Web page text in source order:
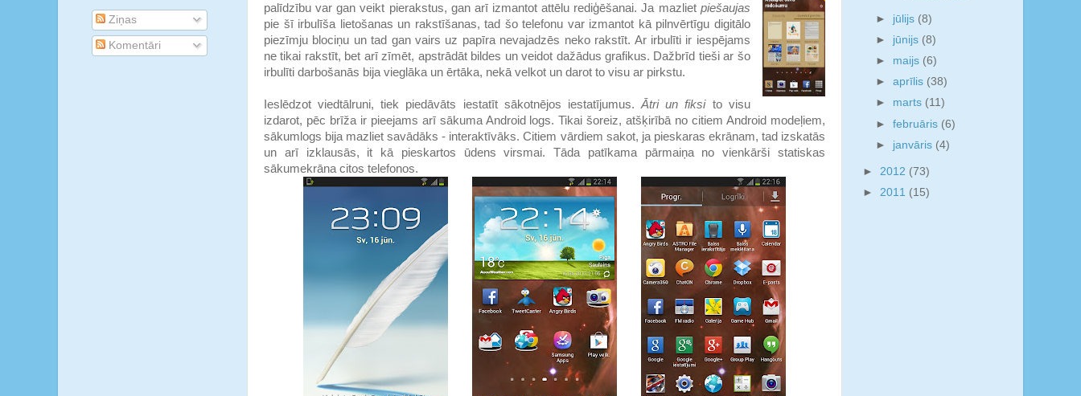
palīdzību var gan veikt pierakstus, gan arī izmantot attēlu rediģēšanai. Ja mazliet piešaujas
pie šī irbulīša lietošanas un rakstīšanas, tad šo telefonu var izmantot kā pilnvērtīgu digitālo
piezīmju blociņu un tad gan vairs uz papīra nevajadzēs neko rakstīt. Ar irbulīti ir iespējams
ne tikai rakstīt, bet arī zīmēt, apstrādāt bildes un veidot dažādus grafikus. Dažbrīd tieši ar šo
irbulīti darbošanās bija vieglāka un ērtāka, nekā velkot un darot to visu ar pirkstu.
Ieslēdzot viedtālruni, tiek piedāvāts iestatīt sākotnējos iestatījumus.Ātri un fiksito visu
izdarot, pēc brīža ir pieejams arī sākuma Android logs. Tikai šoreiz, atšķirībā no citiem Android modeļiem,
sākumlogs bija mazliet savādāks - interaktīvāks. Citiem vārdiem sakot, ja pieskaras ekrānam, tad izskatās
un arī izklausās, it kā pieskartos ūdens virsmai. Tāda patīkama pārmaiņa no vienkārši statiskas
sākumekrāna citos telefonos.
Ziņas
Komentāri
► jūlijs (8)
► jūnijs (8)
► maijs (6)
►aprīlis (38)
► marts (11)
►februāris (6)
► janvāris (4)
► 2012 (73)
► 2011 (15)